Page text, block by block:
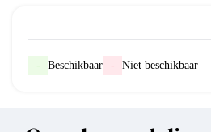
- Beschikbaar - Niet beschikbaar